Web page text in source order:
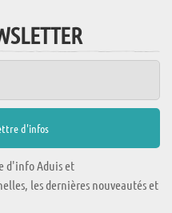
d'info Aduis et
les dernières nouveautés et